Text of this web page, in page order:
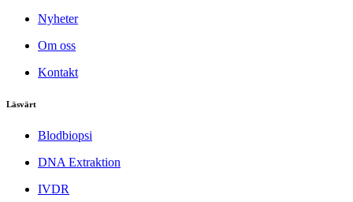
Nyheter
Om oss
Kontakt
Läsvärt
Blodbiopsi
DNA Extraktion
IVDR